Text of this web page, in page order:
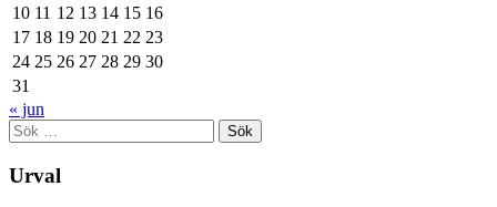
10 11 12 13 14 15 16
17 18 19 20 21 22 23
24 25 26 27 28 29 30
31
« jun
Sök
efter:
Urval